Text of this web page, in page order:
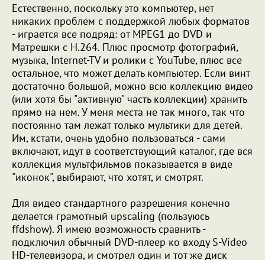
Естественно, поскольку это компьютер, нет
никаких проблем с поддержкой любых форматов
- играется все подряд: от MPEG1 до DVD и
Матрешки с H.264. Плюс просмотр фотографий,
музыка, Internet-TV и ролики с YouTube, плюс все
остальное, что может делать компьютер. Если винт
достаточно большой, можно всю коллекцию видео
(или хотя бы "активную" часть коллекции) хранить
прямо на нем. У меня места не так много, так что
постоянно там лежат только мультики для детей.
Им, кстати, очень удобно пользоваться - сами
включают, идут в соответствующий каталог, где вся
коллекция мультфильмов показывается в виде
"иконок", выбирают, что хотят, и смотрят.
Для видео стандартного разрешения конечно
делается грамотный upscaling (пользуюсь
ffdshow). Я имею возможность сравнить -
подключил обычный DVD-плеер ко входу S-Video
HD-телевизора, и смотрел один и тот же диск